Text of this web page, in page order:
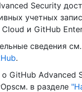
Security
учетных
и GitHub
сведения
.
GitHub Advanced
в разделе